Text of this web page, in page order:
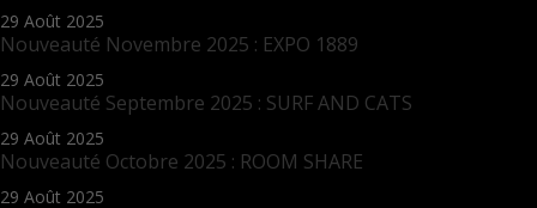
29 Août 2025
Nouveauté Novembre 2025 : EXPO 1889
29 Août 2025
Nouveauté Septembre 2025 : SURF AND CATS
29 Août 2025
Nouveauté Octobre 2025 : ROOM SHARE
29 Août 2025